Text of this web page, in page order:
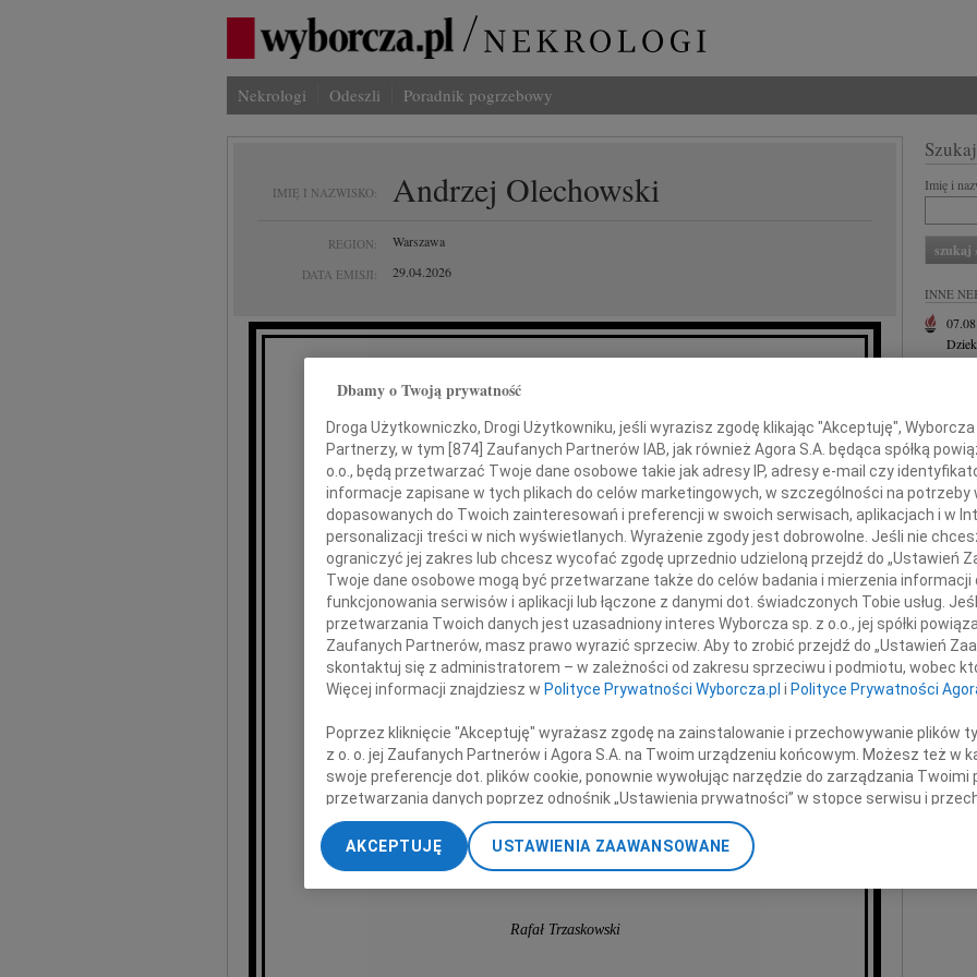
Nekrologi Odeszli Poradnik pogrzebowy
IMIĘ I NAZWISKO: Andrzej Olechowski
REGION: Warszawa
DATA EMISJI: 29.04.2026
Z żalem przyjąłem wiadomość o śmierci
Andrzeja Olechowskiego
polityka, ekonomisty,
byłego ministra finansów oraz spraw zagranicznych,
współzałożyciela Platformy Obywatelskiej.
Rodzinie i Bliskim
Prezydent m.st. Warszawy
Rafał Trzaskowski
Imię i
INNE
Z
W
+
Asia
Dbamy o Twoją prywatność
Droga Użytkowniczko, Drogi Użytkowniku, jeśli wyrazisz zgodę klikając "Akceptuję",
Partnerzy, w tym [ 874 ] Zaufanych Partnerów IAB, jak również Agora S.A. będąca spółką
o.o., będą przetwarzać Twoje dane osobowe takie jak adresy IP, adresy e-mail czy
informacje zapisane w tych plikach do celów marketingowych, w szczególności na potrzeby
dopasowanych do Twoich zainteresowań i preferencji w swoich serwisach, aplikacjach i w
personalizacji treści w nich wyświetlanych. Wyrażenie zgody jest dobrowolne. Jeśli nie
ograniczyć jej zakres lub chcesz wycofać zgodę uprzednio udzieloną przejdź do „Ustawień
Twoje dane osobowe mogą być przetwarzane także do celów badania i mierzenia
funkcjonowania serwisów i aplikacji lub łączone z danymi dot. świadczonych Tobie usług.
przetwarzania Twoich danych jest uzasadniony interes Wyborcza sp. z o.o., jej spółki
Zaufanych Partnerów, masz prawo wyrazić sprzeciw. Aby to zrobić przejdź do „Ustawień
skontaktuj się z administratorem – w zależności od zakresu sprzeciwu i podmiotu, wobec
Więcej informacji znajdziesz w Polityce Prywatności Wyborcza.pl i Polityce Prywatności
Poprzez kliknięcie "Akceptuję" wyrażasz zgodę na zainstalowanie i przechowywanie plików
z o. o. jej Zaufanych Partnerów i Agora S.A. na Twoim urządzeniu końcowym. Możesz też w
swoje preferencje dot. plików cookie, ponownie wywołując narzędzie do zarządzania Twoimi
przetwarzania danych poprzez odnośnik „Ustawienia prywatności” w stopce serwisu i
„Ustawienia zaawansowane”. Zmiana ustawień plików cookie możliwa jest także za pomocą
My, nasi Zaufani Partnerzy i Agora S.A. możemy przetwarzać dane osobowe w
dokładnych danych geolokalizacyjnych. Aktywne skanowanie charakterystyki urządzenia do
treści, badnie odbiorców i ulepszanie usług.
USTAWIENIA ZAAWANSOWANE
AKCEPTUJĘ